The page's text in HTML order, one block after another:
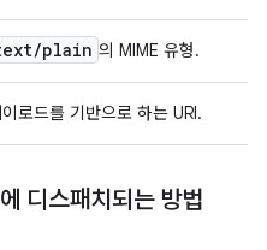
/plain 의 MIME 유형.
로드를 기반으로 하는 URI.
디스패치되는 방법